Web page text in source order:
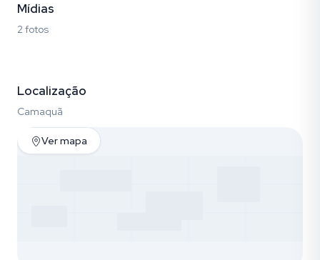
Mídias
2 fotos
Localização
Camaquã
Ver mapa